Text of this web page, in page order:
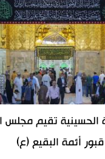
الحسينية تقيم مجلس
أئمة البقيع (ع)